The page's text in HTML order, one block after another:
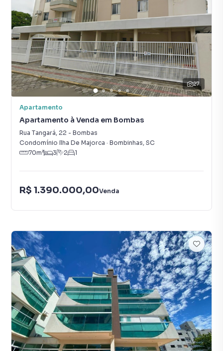
27
Apartamento
Apartamento à Venda em Bombas
Rua Tangará, 22 - Bombas
Condomínio Ilha De Majorca · Bombinhas, SC
70m² 3 2 1
R$ 1.390.000,00Venda